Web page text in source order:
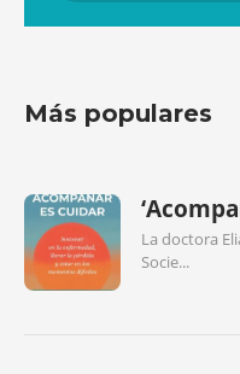
Más populares
La doctora
Socie...